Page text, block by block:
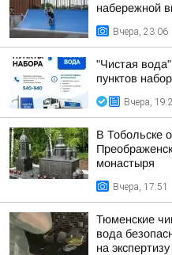
набережной
Вчера, 23:06
"Чистая
пунктов
Вчера,
В Тобольске
монастыря
Вчера, 17:51
Тюменские
вода
на